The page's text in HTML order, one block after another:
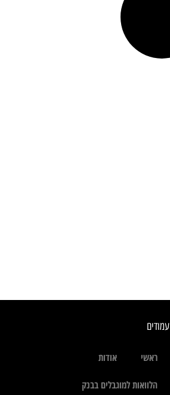
עמודים
ראשי אודות
הלוואות למוגבלים בבנק